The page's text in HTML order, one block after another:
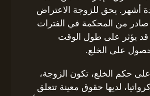
أشهر. يحق للزوجة الاعتراض
من المحكمة في الفترات
قد يؤثر على طول الوقت
على الخلع.
حكم الخلع، تكون الزوجة،
لديها حقوق معينة تتعلق